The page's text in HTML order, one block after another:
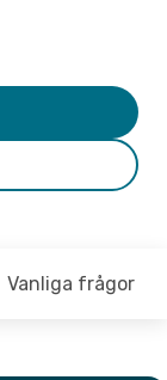
Vanliga frågor